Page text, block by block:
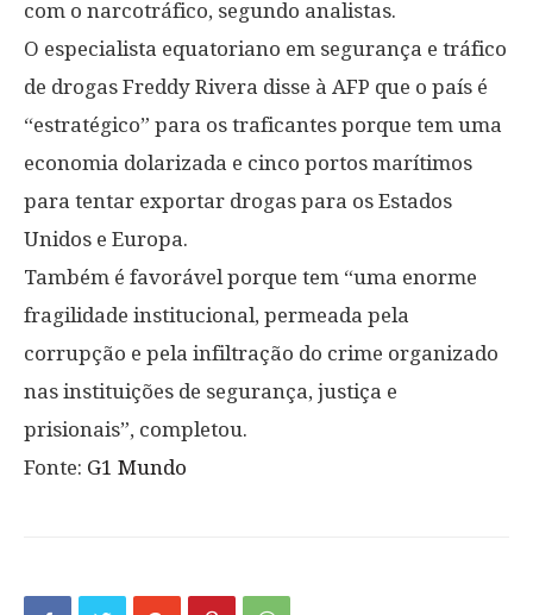
com o narcotráfico, segundo analistas.
O especialista equatoriano em segurança e tráfico
de drogas Freddy Rivera disse à AFP que o país é
“estratégico” para os traficantes porque tem uma
economia dolarizada e cinco portos marítimos
para tentar exportar drogas para os Estados
Unidos e Europa.
Também é favorável porque tem “uma enorme
fragilidade institucional, permeada pela
corrupção e pela infiltração do crime organizado
nas instituições de segurança, justiça e
prisionais”, completou.
Fonte: G1 Mundo